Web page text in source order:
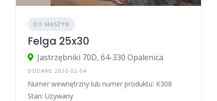
DO MASZYN
Felga 25x30
Jastrzębniki 70D, 64-330 Opalenica
DODANE 2026-02-04
Numer wewnętrzny lub numer produktu: K308
Stan: Używany